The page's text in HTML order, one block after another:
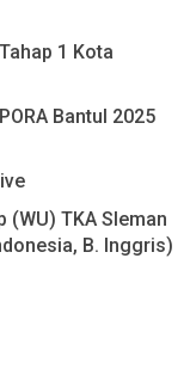
1 Kota
Bantul 2025
(WU) TKA Sleman
B. Inggris)